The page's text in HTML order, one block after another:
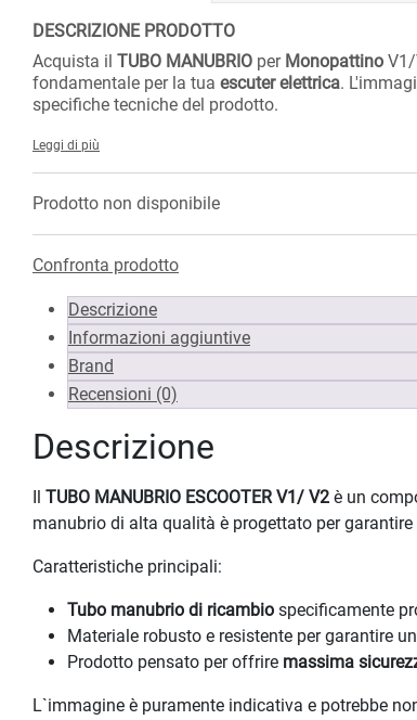
DESCRIZIONE PRODOTTO
Acquista il TUBO MANUBRIO per Monopattino
fondamentale per la tua escuter elettrica.
specifiche tecniche del prodotto.
Leggi di più
Prodotto non disponibile
Confronta prodotto
Descrizione
Informazioni aggiuntive
Brand
Recensioni (0)
Descrizione
Il TUBO MANUBRIO ESCOOTER V1/ V2 è un
manubrio di alta qualità è progettato per
Caratteristiche principali:
Tubo manubrio di ricambio specificamente
Materiale robusto e resistente per garantire
Prodotto pensato per offrire massima
L`immagine è puramente indicativa e potrebbe